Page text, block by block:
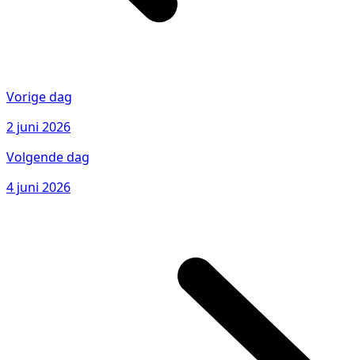
Vorige dag
2 juni 2026
Volgende dag
4 juni 2026